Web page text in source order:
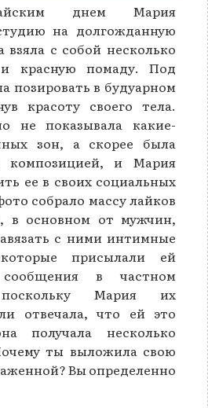
днем ​​Мария
на долгожданную
с собой несколько
красную помаду. Под
позировать в будуарном
красоту своего тела.
не показывала какие-
зон, а скорее была
композицией, и Мария
ее в своих социальных
собрало массу лайков
в основном от мужчин,
с ними интимные
присылали ей
сообщения в частном
Мария их
отвечала, что ей это
получала несколько
ты выложила свою
Вы определенно